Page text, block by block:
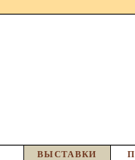
ВЫСТАВКИ